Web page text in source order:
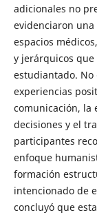
adicionales no
evidenciaron
espacios
y jerárquicos
estudiantado.
experiencias
comunicación, la
decisiones y el
participantes
enfoque
formación
intencionado de
concluyó que